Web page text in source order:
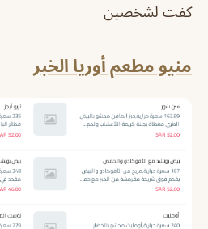
كفت لشخصين
منيو مطعم أوريا الخبر